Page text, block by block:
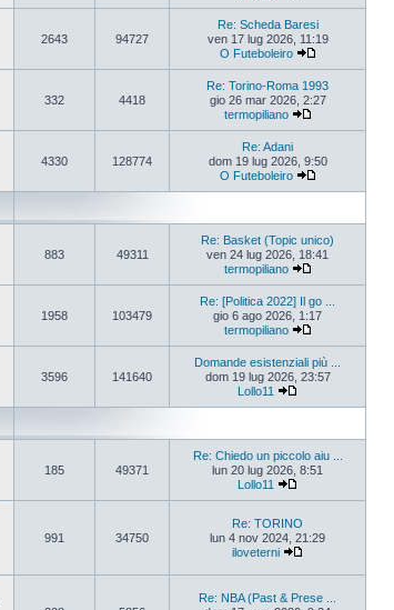
2643 94727
Re: Scheda Baresi
ven 17 lug 2026, 11:19
O Futeboleiro
332 4418
Re: Torino-Roma 1993
gio 26 mar 2026, 2:27
termopiliano
4330 128774
Re: Adani
dom 19 lug 2026, 9:50
O Futeboleiro
883 49311
Re: Basket (Topic unico)
ven 24 lug 2026, 18:41
termopiliano
1958 103479
Re: [Politica 2022] Il go ...
gio 6 ago 2026, 1:17
termopiliano
3596 141640
Domande esistenziali più ...
dom 19 lug 2026, 23:57
Lollo11
185 49371
Re: Chiedo un piccolo aiu ...
lun 20 lug 2026, 8:51
Lollo11
991 34750
Re: TORINO
lun 4 nov 2024, 21:29
iloveterni
Re: NBA (Past & Prese ...